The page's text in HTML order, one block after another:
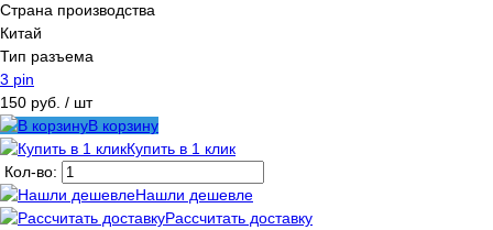
Страна производства
Китай
Тип разъема
3 pin
150 руб. / шт
В корзину
Купить в 1 клик
Кол-во:
Нашли дешевле
Рассчитать доставку